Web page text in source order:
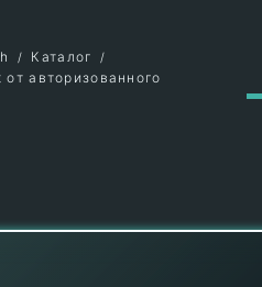
Каталог
авторизованного